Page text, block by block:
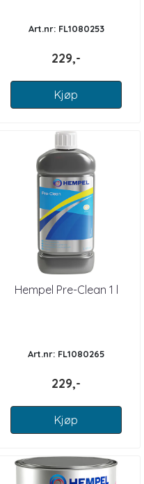
Art.nr: FL1080253
229,-
Kjøp
Hempel Pre-Clean 1 l
Art.nr: FL1080265
229,-
Kjøp